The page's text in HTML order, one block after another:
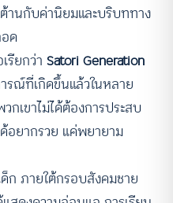
านกับค่านิยมและบริบททาง
ด
ยกว่า Satori Generation
รณ์ที่เกิดขึ้นแล้วในหลาย
เขาไม่ได้ต้องการประสบ
อยากรวย แค่พยายาม
ด็ก ภายใต้กรอบสังคมชาย